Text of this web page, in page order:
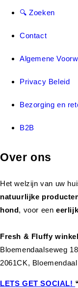
🔍 Zoeken
Contact
Algemene
Privacy Beleid
Bezorging en
B2B
Over ons
Het welzijn van uw
natuurlijke
hond, voor een
Fresh & Fluffy
Bloemendaalseweg 18
2061CK, Bloemendaal
LETS GET SOCIAL!